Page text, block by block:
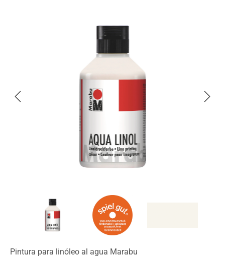
Pintura para linóleo al agua Marabu